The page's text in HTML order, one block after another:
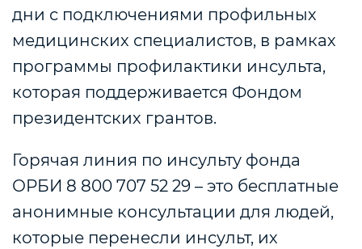
дни с подключениями профильных
медицинских специалистов, в рамках
программы профилактики инсульта,
которая поддерживается Фондом
президентских грантов.
Горячая линия по инсульту фонда
ОРБИ 8 800 707 52 29 – это бесплатные
анонимные консультации для людей,
которые перенесли инсульт, их